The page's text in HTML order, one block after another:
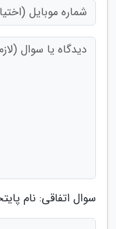
سوال اتفاقی: نام